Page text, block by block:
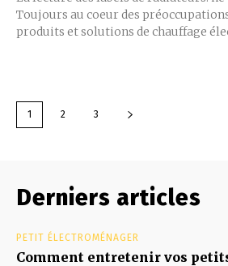
Toujours au coeur des
produits et solutions de chauffage
1 2 3
Derniers articles
PETIT ÉLECTROMÉNAGER
Comment entretenir vos